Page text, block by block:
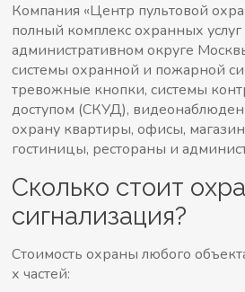
Компания «Центр пультовой
полный комплекс охранных
административном округе
системы охранной и пожарной
тревожные кнопки, системы
доступом (СКУД),
охрану квартиры, офисы,
гостиницы, рестораны и
Сколько стоит
сигнализация?
Стоимость охраны любого
х частей: